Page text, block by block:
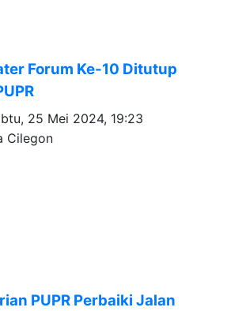
Forum Ke-10 Ditutup
25 Mei 2024, 19:23
PUPR Perbaiki Jalan